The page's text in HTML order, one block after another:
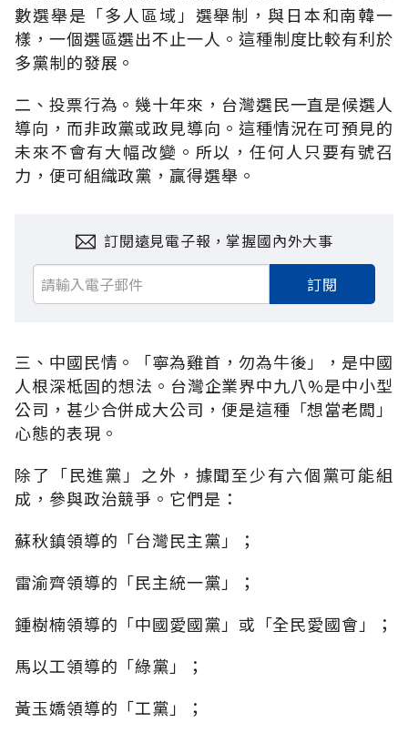
數選舉是「多人區域」選舉制，與日本和南韓一
樣，一個選區選出不止一人。這種制度比較有利於
多黨制的發展。
二、投票行為。幾十年來，台灣選民一直是候選人
導向，而非政黨或政見導向。這種情況在可預見的
未來不會有大幅改變。所以，任何人只要有號召
力，便可組織政黨，贏得選舉。
訂閱遠見電子報，掌握國內外大事
訂閱
三、中國民情。「寧為雞首，勿為牛後」，是中國
人根深柢固的想法。台灣企業界中九八%是中小型
公司，甚少合併成大公司，便是這種「想當老闆」
心態的表現。
除了「民進黨」之外，據聞至少有六個黨可能組
成，參與政治競爭。它們是：
蘇秋鎮領導的「台灣民主黨」；
雷渝齊領導的「民主統一黨」；
鍾樹楠領導的「中國愛國黨」或「全民愛國會」；
馬以工領導的「綠黨」；
黃玉嬌領導的「工黨」；